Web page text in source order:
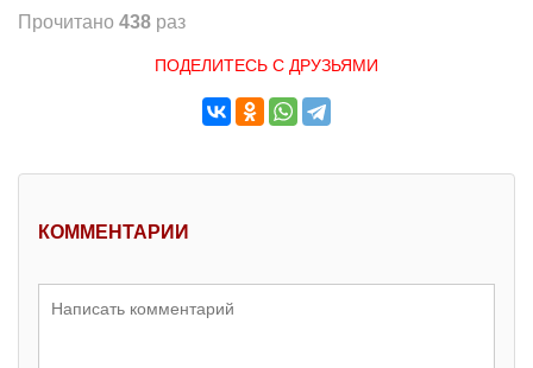
Прочитано 438 раз
ПОДЕЛИТЕСЬ С ДРУЗЬЯМИ
КОММЕНТАРИИ